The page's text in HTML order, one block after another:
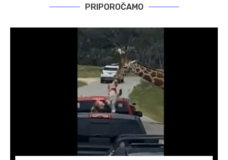
PRIPOROČAMO